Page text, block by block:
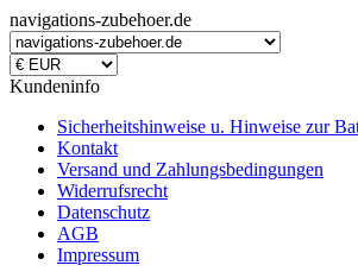
navigations-zubehoer.de
Kundeninfo
Sicherheitshinweise u. Hinweise zur
Kontakt
Versand und Zahlungsbedingungen
Widerrufsrecht
Datenschutz
AGB
Impressum